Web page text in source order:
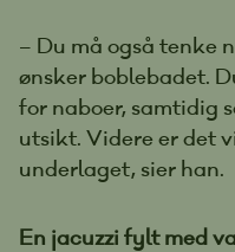
– Du må også tenke
ønsker boblebadet.
for naboer, samtidig
utsikt. Videre er det
underlaget, sier han.
En jacuzzi fylt med